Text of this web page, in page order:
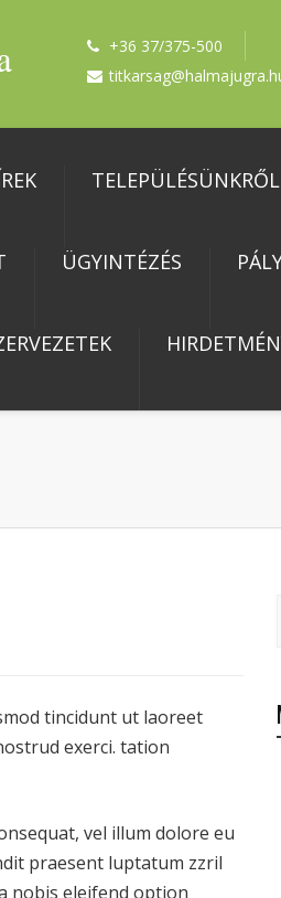
+36 37/375-500
TELEPÜLÉSÜNKRŐL
ÜGYINTÉZÉS
tincidunt ut laoreet
exerci. tation
vel illum dolore eu
praesent luptatum zzril
nobis eleifend option